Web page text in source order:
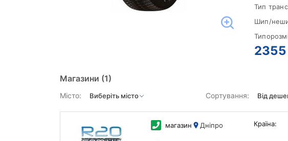
Тип
Шип/
2355
Магазини (1)
Місто: Сортування:
магазин Дніпро Країна: